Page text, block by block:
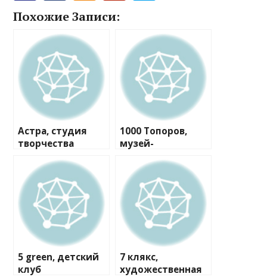
Похожие Записи:
Астра, студия
творчества
1000 Топоров,
музей-
5 green, детский
клуб
7 клякс,
художественная